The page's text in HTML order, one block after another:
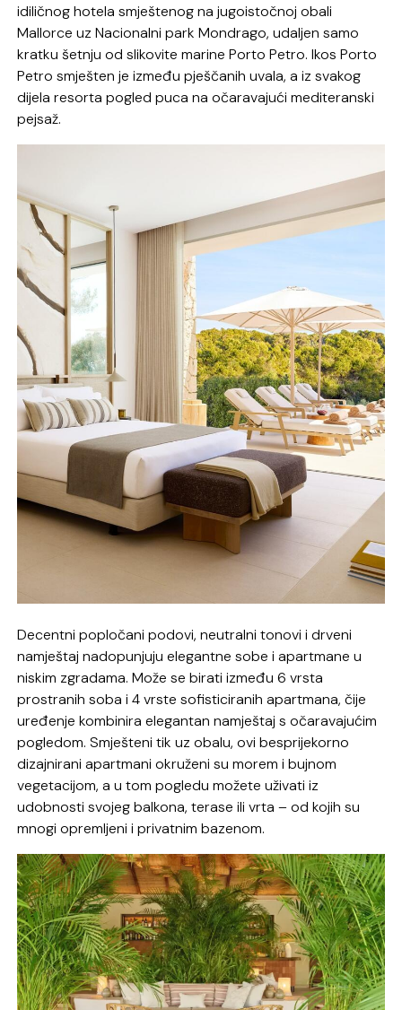
idiličnog hotela smještenog na jugoistočnoj obali
Mallorce uz Nacionalni park Mondrago, udaljen samo
kratku šetnju od slikovite marine Porto Petro. Ikos Porto
Petro smješten je između pješčanih uvala, a iz svakog
dijela resorta pogled puca na očaravajući mediteranski
pejsaž.
Decentni popločani podovi, neutralni tonovi i drveni
namještaj nadopunjuju elegantne sobe i apartmane u
niskim zgradama. Može se birati između 6 vrsta
prostranih soba i 4 vrste sofisticiranih apartmana, čije
uređenje kombinira elegantan namještaj s očaravajućim
pogledom. Smješteni tik uz obalu, ovi besprijekorno
dizajnirani apartmani okruženi su morem i bujnom
vegetacijom, a u tom pogledu možete uživati ​​iz
udobnosti svojeg balkona, terase ili vrta – od kojih su
mnogi opremljeni i privatnim bazenom.